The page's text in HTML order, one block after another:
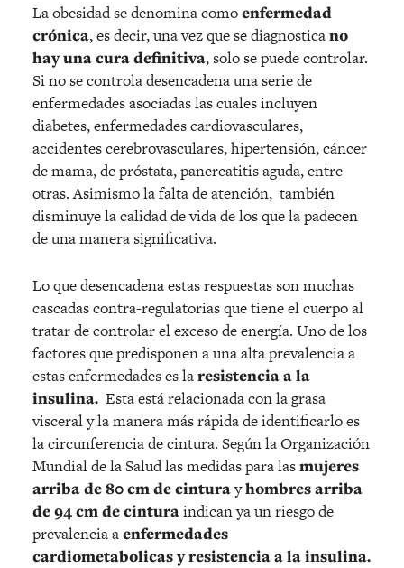
La obesidad se denomina comoenfermedad
crónica, es decir, una vez que se diagnosticano
hay una cura definitiva, solo se puede controlar.
Si no se controla desencadena una serie de
enfermedades asociadas las cuales incluyen
diabetes, enfermedades cardiovasculares,
accidentes cerebrovasculares, hipertensión, cáncer
de mama, de próstata, pancreatitis aguda, entre
otras. Asimismo la falta de atención, también
disminuye la calidad de vida de los que la padecen
de una manera significativa.
Lo que desencadena estas respuestas son muchas
cascadas contra-regulatorias que tiene el cuerpo al
tratar de controlar el exceso de energía. Uno de los
factores que predisponen a una alta prevalencia a
estas enfermedades es laresistencia a la
insulina. Esta está relacionada con la grasa
visceral y la manera más rápida de identificarlo es
la circunferencia de cintura. Según la Organización
Mundial de la Salud las medidas para lasmujeres
arriba de 80 cm de cinturayhombres arriba
de 94 cm de cinturaindican ya un riesgo de
prevalencia aenfermedades
cardiometabolicas y resistencia a la insulina.